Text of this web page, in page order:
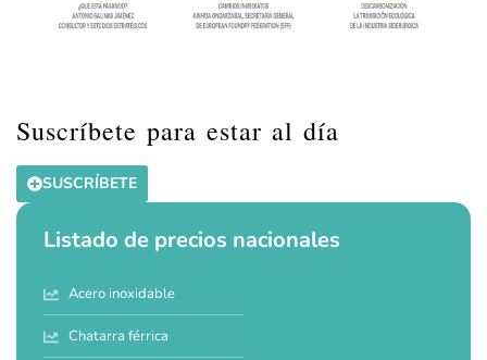
Suscríbete para estar al día
SUSCRÍBETE
Listado de precios nacionales
Acero inoxidable
Chatarra férrica